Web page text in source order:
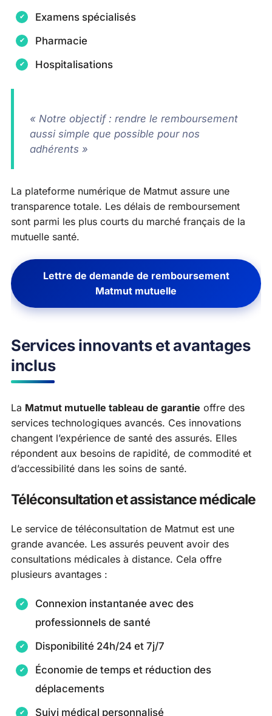
Examens spécialisés
Pharmacie
Hospitalisations
« Notre objectif : rendre le remboursement
aussi simple que possible pour nos
adhérents »
La plateforme numérique de Matmut assure une
transparence totale. Les délais de remboursement
sont parmi les plus courts du marché français de la
mutuelle santé.
Lettre de demande de remboursement
Matmut mutuelle
Services innovants et avantages
inclus
La Matmut mutuelle tableau de garantie offre des
services technologiques avancés. Ces innovations
changent l’expérience de santé des assurés. Elles
répondent aux besoins de rapidité, de commodité et
d’accessibilité dans les soins de santé.
Téléconsultation et assistance médicale
Le service de téléconsultation de Matmut est une
grande avancée. Les assurés peuvent avoir des
consultations médicales à distance. Cela offre
plusieurs avantages :
Connexion instantanée avec des
professionnels de santé
Disponibilité 24h/24 et 7j/7
Économie de temps et réduction des
déplacements
Suivi médical personnalisé